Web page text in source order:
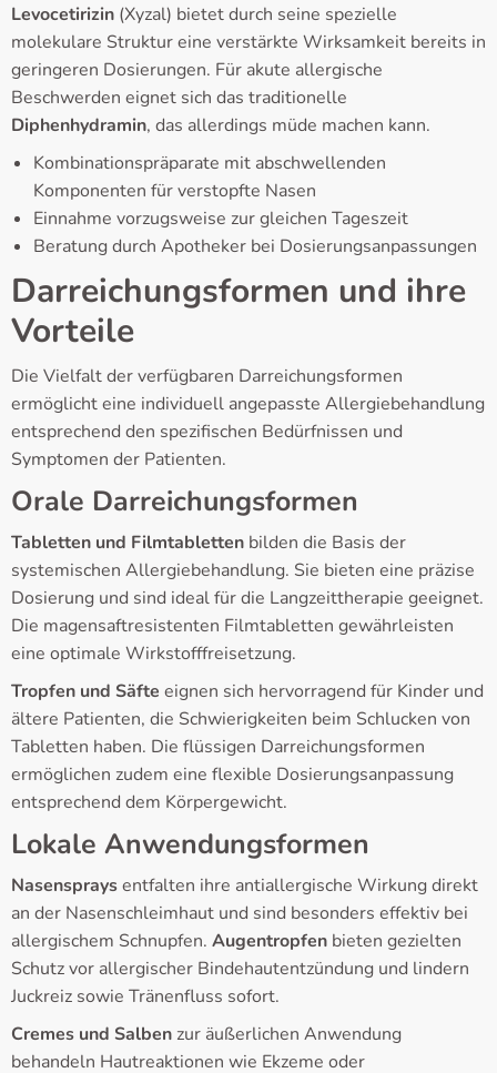
Levocetirizin (Xyzal) bietet durch seine spezielle
molekulare Struktur eine verstärkte Wirksamkeit bereits in
geringeren Dosierungen. Für akute allergische
Beschwerden eignet sich das traditionelle
Diphenhydramin, das allerdings müde machen kann.
Kombinationspräparate mit abschwellenden
Komponenten für verstopfte Nasen
Einnahme vorzugsweise zur gleichen Tageszeit
Beratung durch Apotheker bei Dosierungsanpassungen
Darreichungsformen und ihre
Vorteile
Die Vielfalt der verfügbaren Darreichungsformen
ermöglicht eine individuell angepasste Allergiebehandlung
entsprechend den spezifischen Bedürfnissen und
Symptomen der Patienten.
Orale Darreichungsformen
Tabletten und Filmtabletten bilden die Basis der
systemischen Allergiebehandlung. Sie bieten eine präzise
Dosierung und sind ideal für die Langzeittherapie geeignet.
Die magensaftresistenten Filmtabletten gewährleisten
eine optimale Wirkstofffreisetzung.
Tropfen und Säfte eignen sich hervorragend für Kinder und
ältere Patienten, die Schwierigkeiten beim Schlucken von
Tabletten haben. Die flüssigen Darreichungsformen
ermöglichen zudem eine flexible Dosierungsanpassung
entsprechend dem Körpergewicht.
Lokale Anwendungsformen
Nasenspraysentfalten ihre antiallergische Wirkung direkt
an der Nasenschleimhaut und sind besonders effektiv bei
allergischem Schnupfen. Augentropfen bieten gezielten
Schutz vor allergischer Bindehautentzündung und lindern
Juckreiz sowie Tränenfluss sofort.
Cremes und Salben zur äußerlichen Anwendung
behandeln Hautreaktionen wie Ekzeme oder